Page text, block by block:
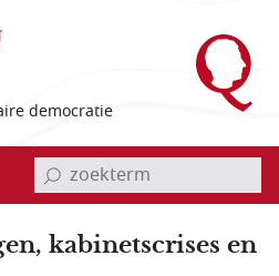
democratie
invoerveld zoekterm
kabinetscrises en